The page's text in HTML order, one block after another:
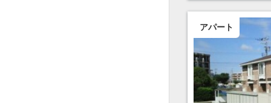
アパート